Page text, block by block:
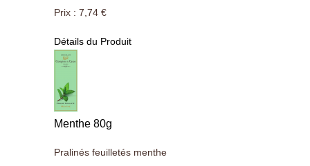
Prix : 7,74 €
Détails du Produit
Menthe 80g
Pralinés feuilletés menthe